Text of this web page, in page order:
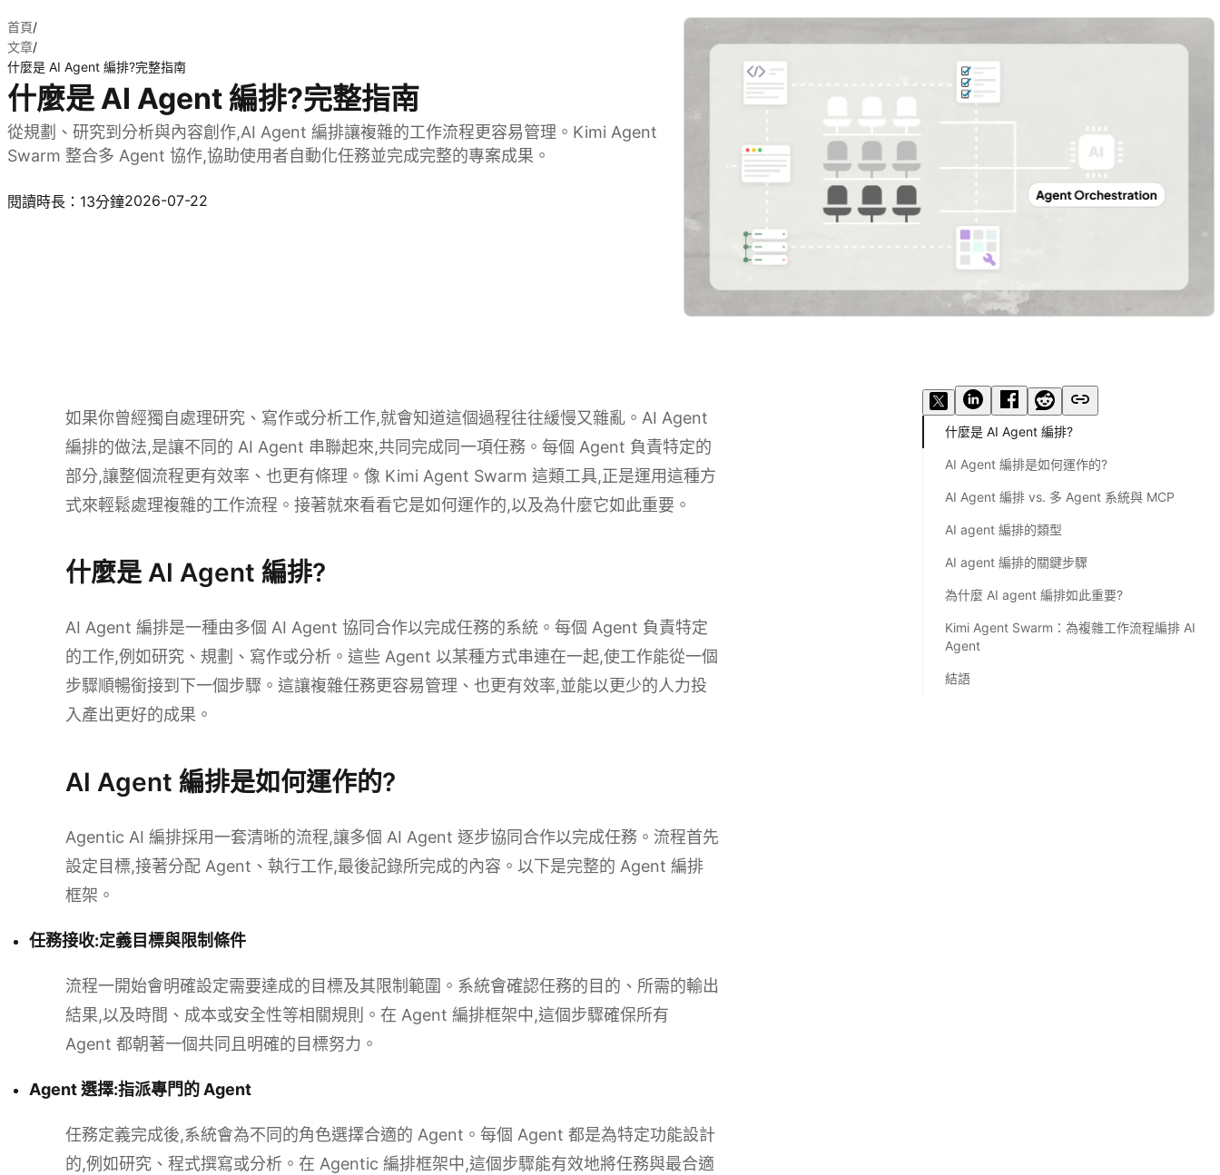
首頁/
文章/
什麼是 AI Agent 編排?完整指南
什麼是 AI Agent 編排?完整指南
從規劃、研究到分析與內容創作,AI Agent 編排讓複雜的工作流程更容易管理。Kimi Agent
Swarm 整合多 Agent 協作,協助使用者自動化任務並完成完整的專案成果。
閱讀時長：13分鐘2026-07-22
如果你曾經獨自處理研究、寫作或分析工作,就會知道這個過程往往緩慢又雜亂。AI Agent
編排的做法,是讓不同的 AI Agent 串聯起來,共同完成同一項任務。每個 Agent 負責特定的
部分,讓整個流程更有效率、也更有條理。像 Kimi Agent Swarm 這類工具,正是運用這種方
式來輕鬆處理複雜的工作流程。接著就來看看它是如何運作的,以及為什麼它如此重要。
什麼是 AI Agent 編排?
AI Agent 編排是一種由多個 AI Agent 協同合作以完成任務的系統。每個 Agent 負責特定
的工作,例如研究、規劃、寫作或分析。這些 Agent 以某種方式串連在一起,使工作能從一個
步驟順暢銜接到下一個步驟。這讓複雜任務更容易管理、也更有效率,並能以更少的人力投
入產出更好的成果。
AI Agent 編排是如何運作的?
Agentic AI 編排採用一套清晰的流程,讓多個 AI Agent 逐步協同合作以完成任務。流程首先
設定目標,接著分配 Agent、執行工作,最後記錄所完成的內容。以下是完整的 Agent 編排
框架。
任務接收:定義目標與限制條件
流程一開始會明確設定需要達成的目標及其限制範圍。系統會確認任務的目的、所需的輸出
結果,以及時間、成本或安全性等相關規則。在 Agent 編排框架中,這個步驟確保所有
Agent 都朝著一個共同且明確的目標努力。
Agent 選擇:指派專門的 Agent
任務定義完成後,系統會為不同的角色選擇合適的 Agent。每個 Agent 都是為特定功能設計
的,例如研究、程式撰寫或分析。在 Agentic 編排框架中,這個步驟能有效地將任務與最合適
什麼是 AI Agent 編排?
AI Agent 編排是如何運作的?
AI Agent 編排 vs. 多 Agent 系統與 MCP
AI agent 編排的類型
AI agent 編排的關鍵步驟
為什麼 AI agent 編排如此重要?
Kimi Agent Swarm：為複雜工作流程編排 AI
Agent
結語